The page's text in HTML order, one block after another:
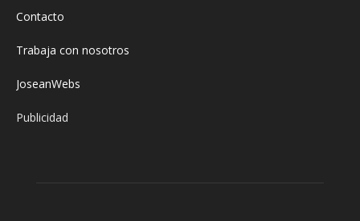
Contacto
Trabaja con nosotros
JoseanWebs
Publicidad